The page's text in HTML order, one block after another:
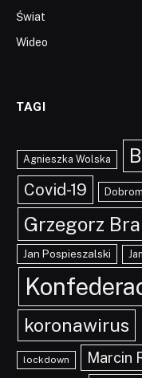
Świat
Wideo
TAGI
Agnieszka Wolska
Covid-19
Grzegorz
Jan Pospieszalski
koronawirus
lockdown Marcin